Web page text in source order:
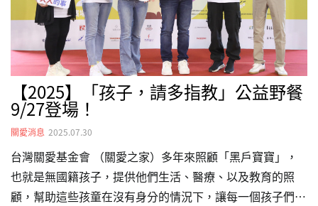
友、弱勢兒少、懷孕移工婦女、黑戶寶寶與落難外籍人士，
【2025】「孩子，請多指教」公益野餐
9/27登場！
關愛消息 2025.07.30
台灣關愛基金會 （關愛之家）多年來照顧「黑戶寶寶」，
也就是無國籍孩子，提供他們生活、醫療、以及教育的照
顧，幫助這些孩童在沒有身分的情況下，讓每一個孩子們安